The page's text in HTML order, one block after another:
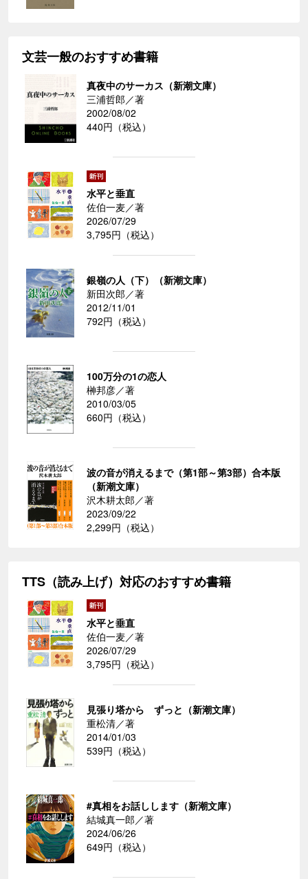
文芸一般のおすすめ書籍
真夜中のサーカス（新潮文庫）
三浦哲郎／著
2002/08/02
440円（税込）
水平と垂直
佐伯一麦／著
2026/07/29
3,795円（税込）
銀嶺の人（下）（新潮文庫）
新田次郎／著
2012/11/01
792円（税込）
100万分の1の恋人
榊邦彦／著
2010/03/05
660円（税込）
波の音が消えるまで（第1部～第3部）合本版
（新潮文庫）
沢木耕太郎／著
2023/09/22
2,299円（税込）
TTS（読み上げ）対応のおすすめ書籍
水平と垂直
佐伯一麦／著
2026/07/29
3,795円（税込）
見張り塔から ずっと（新潮文庫）
重松清／著
2014/01/03
539円（税込）
#真相をお話しします（新潮文庫）
結城真一郎／著
2024/06/26
649円（税込）